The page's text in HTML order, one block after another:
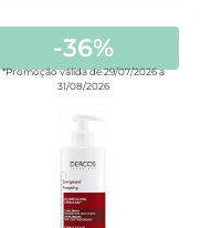
-36%
*Promoção válida de 29/07/2026 a
31/08/2026